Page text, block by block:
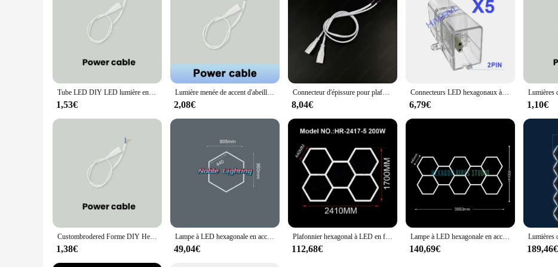
perform optimally. With their energy-efficient design and ease of use, these LED tubes are a smart investment for anyone looking to upgrade
Tube LED DIY LED lumière en accent d'abeille personnalisé hexagone garage lampe AC85-265V éclairage de plafond pour atelier salon de coiffure bureau studio
1,53€
Lumière menée de accent d'abeille de lumière d'hexagone de LED AC85-265V le garage 8W allume l'éclairage mené de tube d'hexagone de LED pour l'atelier automatique de réparation de carrosserie
2,08€
Connecteur d'épissure pour plafonnier à tube LED hexagonal en accent d'abeille, réparation de carrosserie automobile, garage d'atelier LED, garantie de 2 ans
8,04€
Connecteurs LED hexagonaux à 2 broches, câbles de connecteur V, Y, L, T, I, adaptés aux tubes lumineux hexagonaux bordés, 110-240V
6,79€ 1,10€
Custombrodered Forme DIY Hexagone Garage En Nid D'abeille Voiture Corps Éclairage Lampe LED Tube PC AC85-265V Accessoires Salon De Coiffure Atelier
1,38€
Lampe à LED hexagonale en accent d'abeille pour garage, tube d'éclairage de plafond pour automobile, atelier de réparation de carrosserie, personnalisé, 1 à 5 pièces
49,04€
Plafonnier hexagonal à LED en forme de accent d'abeille, 110V-240V, éclairage de plafond, personnalisé, pour garage, salon de coiffure, atelier de réparation de carrosserie automobile
112,68€
Lampe à LED hexagonale en accent d'abeille pour garage, tube à LED, éclairage de plafond pour réparation de carrosserie automobile, éclairage d'atelier, 110V-240V
140,69€ 189,46€